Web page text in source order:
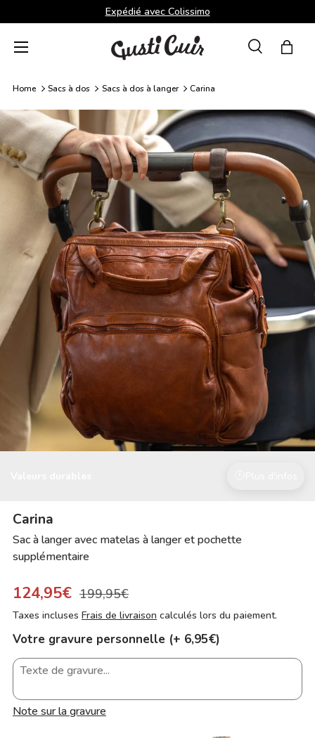
Aller au contenu
Expédié avec Colissimo
Recherche
Menu
Home Sacs à dos Sacs à dos à langer Carina
Carina
Sac à langer avec matelas à langer et pochette
supplémentaire
124,95€ 199,95€
Taxes incluses Frais de livraison calculés lors du paiement.
Votre gravure personnelle (+ 6,95€)
Note sur la gravure